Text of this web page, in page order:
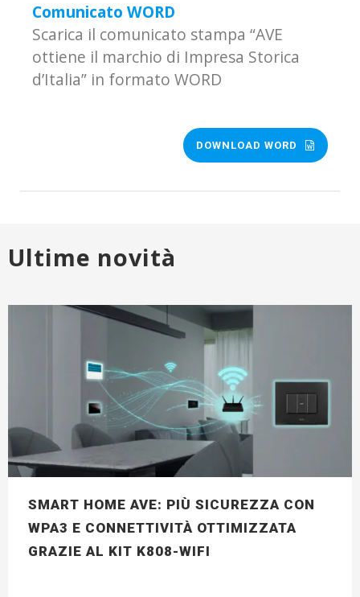
Comunicato WORD
Scarica il comunicato stampa “AVE
ottiene il marchio di Impresa Storica
d’Italia” in formato WORD
DOWNLOAD WORD
Ultime novità
SMART HOME AVE: PIÙ SICUREZZA CON
WPA3 E CONNETTIVITÀ OTTIMIZZATA
GRAZIE AL KIT K808-WIFI